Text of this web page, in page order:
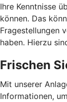
Ihre Kenntnisse
können. Das
Fragestellungen
haben. Hierzu
Frischen
Mit unserer
Informationen,